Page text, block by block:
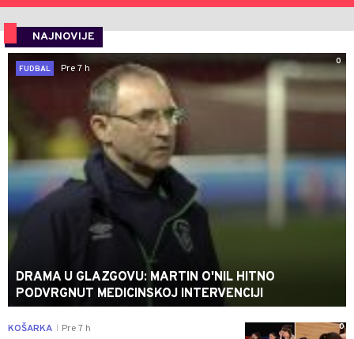
NAJNOVIJE
0
FUDBAL
Pre 7 h
DRAMA U GLAZGOVU: MARTIN O'NIL HITNO
PODVRGNUT MEDICINSKOJ INTERVENCIJI
0
KOŠARKA Pre 7 h